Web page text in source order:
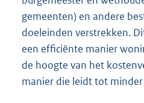
gemeenten) en andere
doeleinden verstrekken.
een efficiënte manier
de hoogte van het
manier die leidt tot